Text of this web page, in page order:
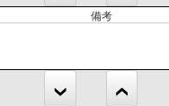
備考